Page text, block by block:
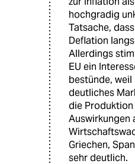
hochgradig
Tatsache,
Deflation
Allerdings
EU ein
bestünde,
deutliches
die Produktion
Auswirkungen
Griechen,
sehr deutlich.